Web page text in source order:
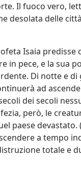
Il fuoco vero,
desolata delle
Isaia predisse
in pece, e la sua
Di notte e
ad
dei secoli
però, le
paese devastato. (
a tempo
totale e